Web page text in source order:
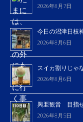
2026年8月7日
今日の沼津日枝
2026年8月6日
スイカ割りじゃ
2026年8月6日
興亜観音 目指
2026年8月5日